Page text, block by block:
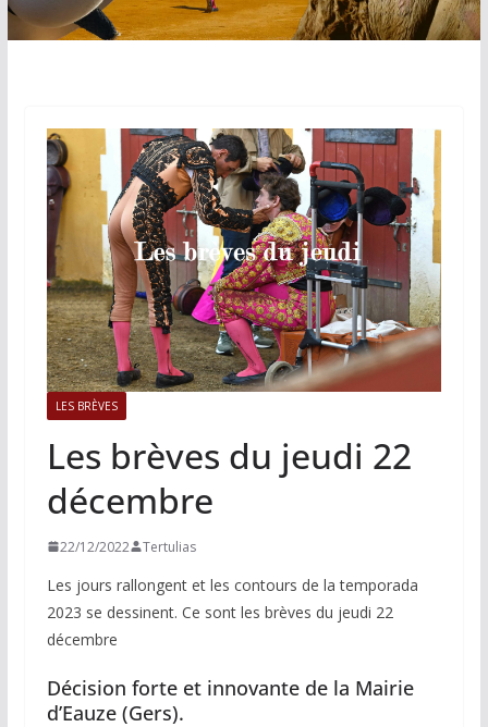
LES BRÈVES
Les brèves du jeudi 22
décembre
22/12/2022 Tertulias
Les jours rallongent et les contours de la temporada
2023 se dessinent. Ce sont les brèves du jeudi 22
décembre
Décision forte et innovante de la Mairie
d’Eauze (Gers).